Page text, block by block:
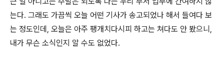
는다. 그래도 가끔씩 오늘 어떤 기사가 송고되었나 해서 들여다 보
는 정도인데, 오늘은 아주 팽개치다시피 하고는 쳐다도 안 봤으니,
내가 무슨 소식인지 알 수도 없었다.